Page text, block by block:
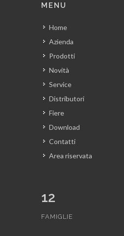
MENU
Home
Azienda
Prodotti
Novità
Service
Distributori
Fiere
Download
Contatti
Area riservata
12
FAMIGLIE